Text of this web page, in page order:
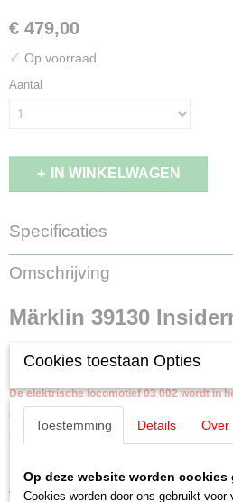
€ 479,00
✓ Op voorraad
Aantal
IN WINKELWAGEN
Specificaties
Productcode leverancier
39130
H0 (1:87)
Digitaal
Omschrijving
Märklin 39130
Elektrische
De elektrische locomotief 03 002 wordt in
exclusief vervaardigd voor leden van de
Elektrische locomotief E 03 002 van de
Voorserielocomotief met aan elke zijkant
Cookies toestaan Opties
Toestemming Details Over
Op deze website worden cookies
Cookies worden door ons gebruikt voor